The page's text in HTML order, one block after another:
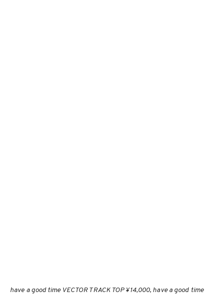
have a good time VECTOR TRACK TOP ¥14,000, have a good time